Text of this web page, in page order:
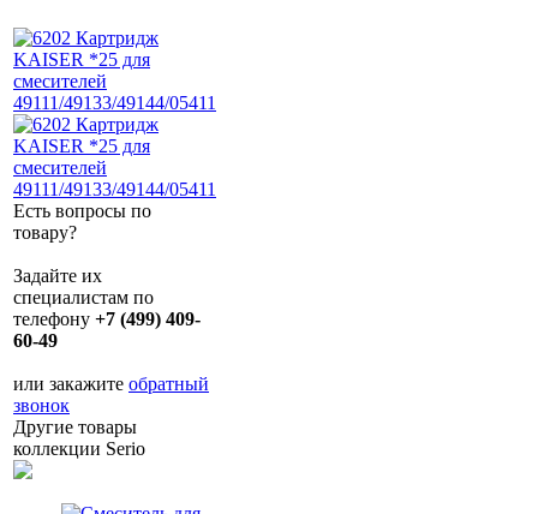
Есть вопросы по
товару?
Задайте их
специалистам по
телефону +7 (499) 409-
60-49
или закажите обратный
звонок
Другие товары
коллекции Serio